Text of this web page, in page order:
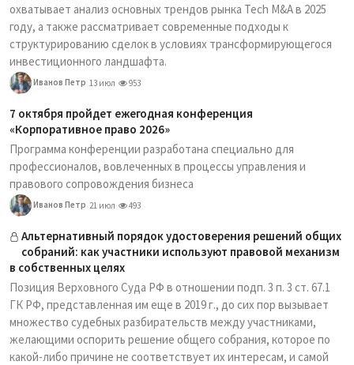
охватывает анализ основных трендов рынка Tech M&A в 2025
году, а также рассматривает современные подходы к
структурированию сделок в условиях трансформирующегося
инвестиционного ландшафта.
Иванов Петр 13 июл 953
7 октября пройдет ежегодная конференция
«Корпоративное право 2026»
Программа конференции разработана специально для
профессионалов, вовлеченных в процессы управления и
правового сопровождения бизнеса
Иванов Петр 21 июл 493
Альтернативный порядок удостоверения решений общих
собраний: как участники используют правовой механизм
в собственных целях
Позиция Верховного Суда РФ в отношении подп. 3 п. 3 ст. 67.1
ГК РФ, представленная им еще в 2019 г., до сих пор вызывает
множество судебных разбирательств между участниками,
желающими оспорить решение общего собрания, которое по
какой-либо причине не соответствует их интересам, и самой